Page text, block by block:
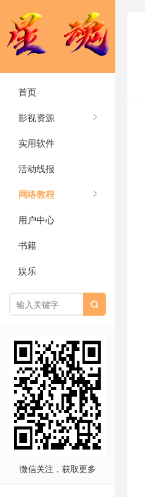
首页
影视资源
实用软件
活动线报
网络教程
用户中心
书籍
娱乐

微信关注，获取更多